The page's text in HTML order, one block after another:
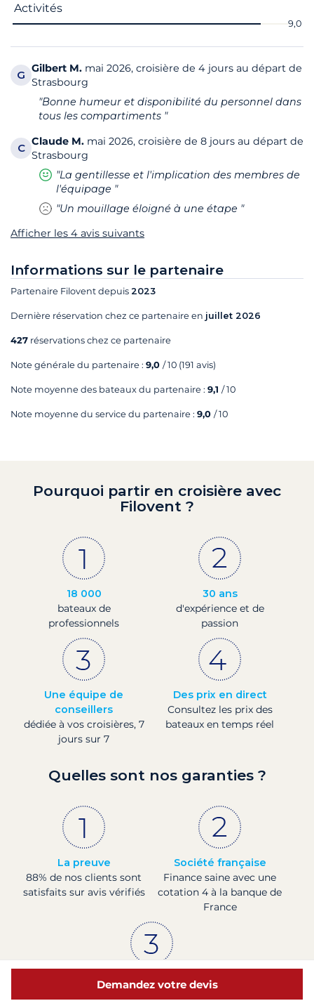
Activités
9,0
G Gilbert M. mai 2026, croisière de 4 jours au départ de
Strasbourg
"Bonne humeur et disponibilité du personnel dans
tous les compartiments "
C Claude M. mai 2026, croisière de 8 jours au départ de
Strasbourg
"La gentillesse et l'implication des membres de
l'équipage "
"Un mouillage éloigné à une étape "
Afficher les 4 avis suivants
Informations sur le partenaire
Partenaire Filovent depuis 2023
Dernière réservation chez ce partenaire en juillet 2026
427 réservations chez ce partenaire
Note générale du partenaire : 9,0 / 10 (191 avis)
Note moyenne des bateaux du partenaire : 9,1 / 10
Note moyenne du service du partenaire : 9,0 / 10
Demandez votre devis
Pourquoi partir en croisière avec
Filovent ?
18 000
bateaux de
professionnels
30 ans
d'expérience et de
passion
Une équipe de
conseillers
dédiée à vos croisières, 7
jours sur 7
Des prix en direct
Consultez les prix des
bateaux en temps réel
Quelles sont nos garanties ?
La preuve
88% de nos clients sont
satisfaits sur avis vérifiés
Société française
Finance saine avec une
cotation 4 à la banque de
France
Paiements sécurisés